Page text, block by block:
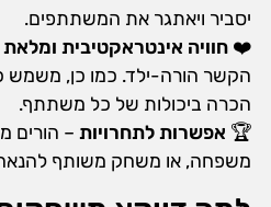
יסביר ויאתגר את המשתתפים.
❤️ חוויה אינטראקטיבית
הקשר הורה-ילד. כמו כן,
הכרה ביכולות של כל משתתף.
🏆 אפשרות לתחרויות– הורים
משפחה, או משחק משותף